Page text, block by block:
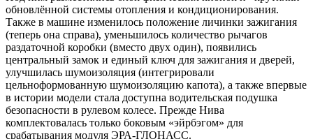
обновлённой системы отопления и кондиционирования.
Также в машине изменилось положение личинки зажигания
(теперь она справа), уменьшилось количество рычагов
раздаточной коробки (вместо двух один), появились
центральный замок и единый ключ для зажигания и дверей,
улучшилась шумоизоляция (интегрировали
цельноформованную шумоизоляцию капота), а также впервые
в истории модели стала доступна водительская подушка
безопасности в рулевом колесе. Прежде Нива
комплектовалась только боковым «эйрбэгом» для
срабатывания модуля ЭРА-ГЛОНАСС.